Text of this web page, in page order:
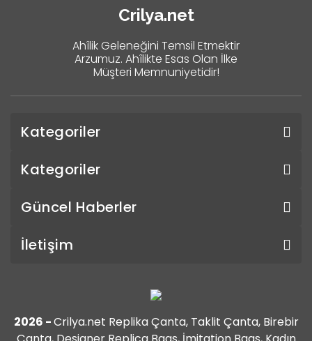
Crilya.net
Ahîlik Geleneğini Temsil Etmektir
Arzumuz. Ahîlikte Esas Olan İlke
Müşteri Memnuniyetidir!
Kategoriler
Kategoriler
Güncel Haberler
İletişim
2026 -Crilya.net Replika Çanta, Taklit Çanta, Birebir